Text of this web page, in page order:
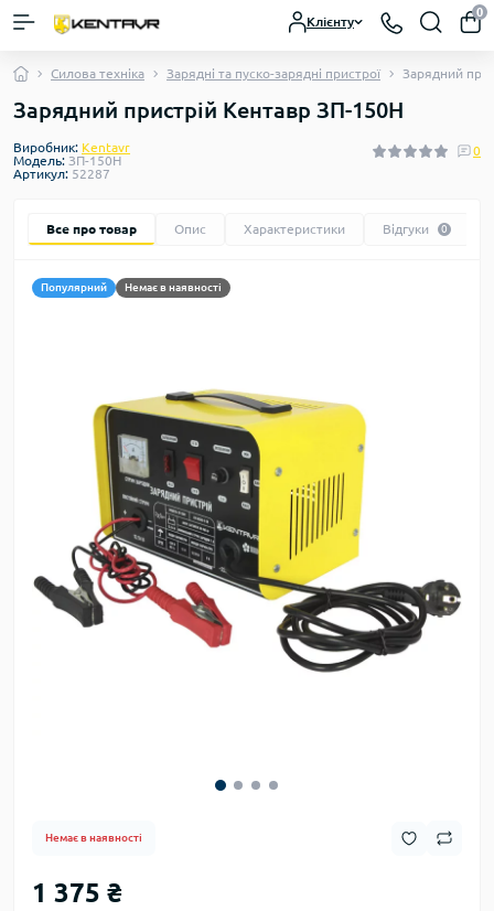
Клієнту
0
Силова техніка Зарядні та пуско-зарядні пристрої Зарядний
Зарядний пристрій Кентавр ЗП-150Н
Виробник: Kentavr
Модель: ЗП-150Н
Артикул: 52287
0
Все про товар Опис Характеристики Відгуки 0
Популярний Немає в наявності
Немає в наявності
1 375 ₴